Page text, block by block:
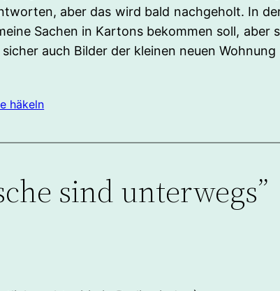
aber das wird bald nachgeholt. In
Sachen in Kartons bekommen soll, aber
auch Bilder der kleinen neuen Wohnung
häkeln
sind unterwegs”